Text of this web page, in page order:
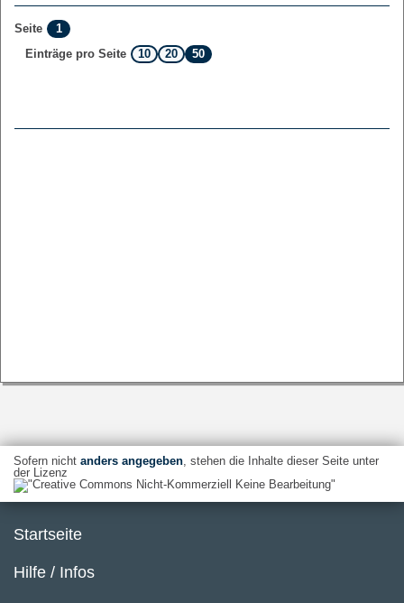
Seite
1
Einträge pro Seite
10 20 50
Sofern nicht anders angegeben, stehen die Inhalte dieser Seite unter
der Lizenz
Startseite
Hilfe / Infos